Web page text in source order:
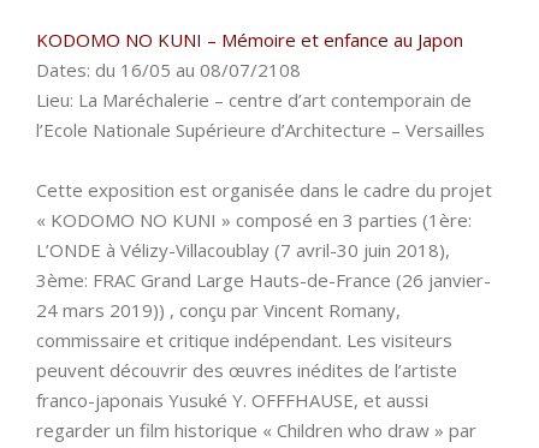
KODOMO NO KUNI – Mémoire et enfance au Japon
Dates: du 16/05 au 08/07/2108
Lieu: La Maréchalerie – centre d’art contemporain de
l’Ecole Nationale Supérieure d’Architecture – Versailles
Cette exposition est organisée dans le cadre du projet
« KODOMO NO KUNI » composé en 3 parties (1ère:
L’ONDE à Vélizy-Villacoublay (7 avril-30 juin 2018),
3ème: FRAC Grand Large Hauts-de-France (26 janvier-
24 mars 2019)) , conçu par Vincent Romany,
commissaire et critique indépendant. Les visiteurs
peuvent découvrir des œuvres inédites de l’artiste
franco-japonais Yusuké Y. OFFFHAUSE, et aussi
regarder un film historique « Children who draw » par